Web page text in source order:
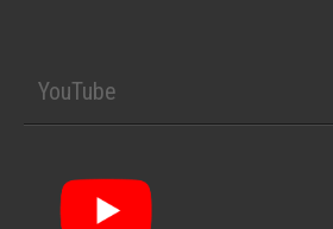
YouTube